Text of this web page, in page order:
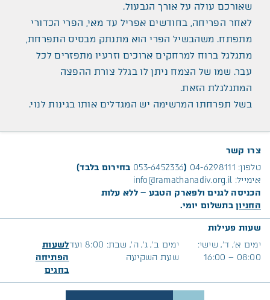
שאורכם עולה על אורך הגבעול.
לאחר הפריחה, בחודשים אפריל עד מאי, הפרי הכדורי
מתפתח. משהבשיל הפרי הוא מתנתק מבסיס התפרחת,
מתגלגל ברוח למרחקים ארוכים וזרעיו מתפזרים לכל
עבר. שמו של הצמח ניתן לו בגלל צורת ההפצה
המתגלגלת הזאת.
בשל תפרחתו המרשימה יש המגדלים אותו בגינות לנוי.
צרו קשר
טלפון: 04-6298111
(
053-6452336 בחירום בלבד)
אימייל: info@ramathanadiv.org.il
הכניסה לגנים ולפארק הטבע – ללא עלות
החניוןבתשלום יומי.
שעות פעילות
ימים א׳, ד’, שישי:
08:00 – 16:00
ימים ב’, ג’, ה’, שבת: 8:00 ועד
שעת השקיעה
לשעות
הפתיחה
בחגים